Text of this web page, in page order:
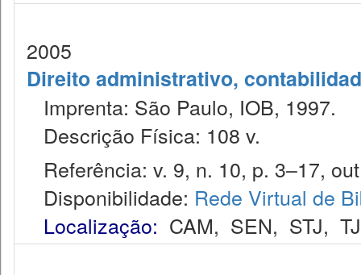
2005
Direito administrativo,
Imprenta: São Paulo, IOB, 1997.
Descrição Física: 108 v.
Referência: v. 9, n. 10, p. 3–17,
Disponibilidade: Rede Virtual de
Localização: CAM, SEN, STJ,